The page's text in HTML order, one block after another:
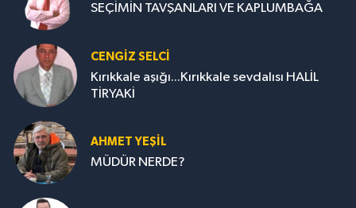
SEÇİMİN TAVŞANLARI VE KAPLUMBAĞA
CENGİZ SELCİ
Kırıkkale aşığı...Kırıkkale sevdalısı HALİL
TİRYAKİ
AHMET YEŞİL
MÜDÜR NERDE?